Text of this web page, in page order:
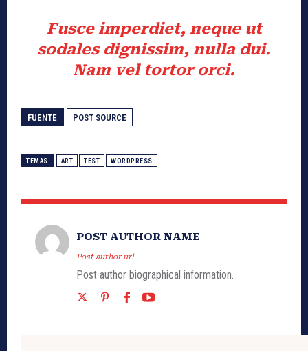
Fusce imperdiet, neque ut
sodales dignissim, nulla dui.
Nam vel tortor orci.
FUENTE POST SOURCE
TEMAS ART TEST WORDPRESS
POST AUTHOR NAME
Post author url
Post author biographical information.